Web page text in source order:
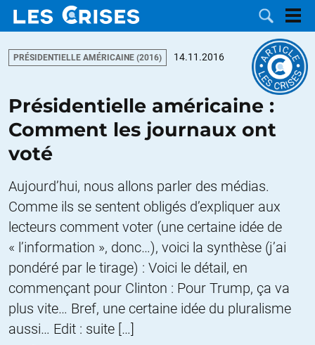
LES
DOSSIERS
CATÉGORIES
MOTS CLÉS
NOUS
CONTACTER
FAIRE UN
DON
PRÉSIDENTIELLE AMÉRICAINE (2016) 14.11.2016
Présidentielle américaine :
Comment les journaux ont
voté
Aujourd’hui, nous allons parler des médias.
Comme ils se sentent obligés d’expliquer aux
lecteurs comment voter (une certaine idée de
« l’information », donc…), voici la synthèse (j’ai
pondéré par le tirage) : Voici le détail, en
commençant pour Clinton : Pour Trump, ça va
plus vite… Bref, une certaine idée du pluralisme
aussi… Edit : suite […]